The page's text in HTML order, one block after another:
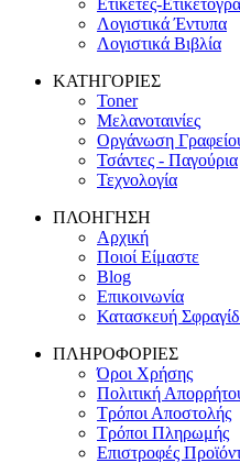
Λογιστικά Έντυπα
Λογιστικά Βιβλία
ΚΑΤΗΓΟΡΙΕΣ
Toner
Μελανοταινίες
Οργάνωση
Τσάντες - Παγούρια
Τεχνολογία
ΠΛΟΗΓΗΣΗ
Αρχική
Ποιοί Είμαστε
Blog
Επικοινωνία
Κατασκευή
ΠΛΗΡΟΦΟΡΙΕΣ
Όροι Χρήσης
Πολιτική
Τρόποι Αποστολής
Τρόποι Πληρωμής
Επιστροφές